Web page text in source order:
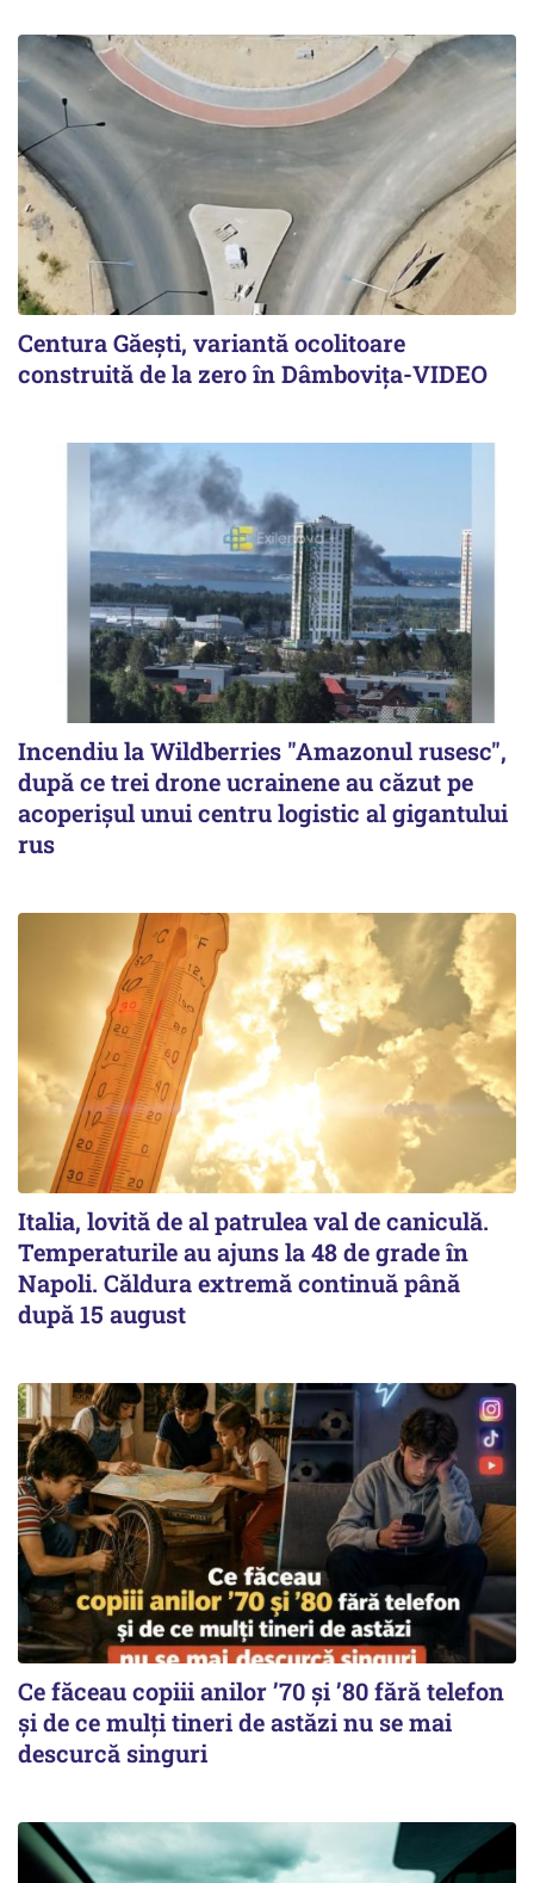
Centura Găești, variantă ocolitoare
construită de la zero în Dâmbovița-VIDEO
Incendiu la Wildberries "Amazonul rusesc",
după ce trei drone ucrainene au căzut pe
acoperişul unui centru logistic al gigantului
rus
Italia, lovită de al patrulea val de caniculă.
Temperaturile au ajuns la 48 de grade în
Napoli. Căldura extremă continuă până
după 15 august
Ce făceau copiii anilor ’70 și ’80 fără telefon
și de ce mulți tineri de astăzi nu se mai
descurcă singuri